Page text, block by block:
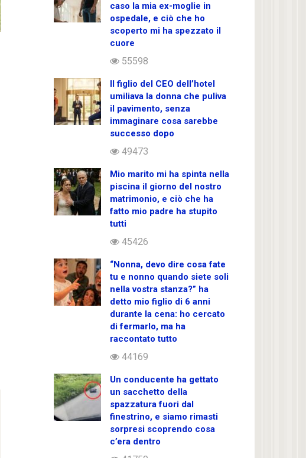
caso la mia ex-moglie in
ospedale, e ciò che ho
scoperto mi ha spezzato il
cuore
55598
Il figlio del CEO dell’hotel
umiliava la donna che puliva
il pavimento, senza
immaginare cosa sarebbe
successo dopo
49473
Mio marito mi ha spinta nella
piscina il giorno del nostro
matrimonio, e ciò che ha
fatto mio padre ha stupito
tutti
45426
“Nonna, devo dire cosa fate
tu e nonno quando siete soli
nella vostra stanza?” ha
detto mio figlio di 6 anni
durante la cena: ho cercato
di fermarlo, ma ha
raccontato tutto
44169
Un conducente ha gettato
un sacchetto della
spazzatura fuori dal
finestrino, e siamo rimasti
sorpresi scoprendo cosa
c’era dentro